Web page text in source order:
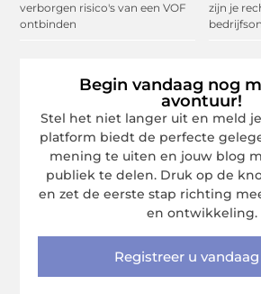
verborgen risico's van een VOF
ontbinden
zijn je
Begin vandaag nog
avontuur!
Stel het niet langer uit en meld
platform biedt de perfecte
mening te uiten en jouw blog
publiek te delen. Druk op de
en zet de eerste stap richting
en ontwikkeling.
Registreer u